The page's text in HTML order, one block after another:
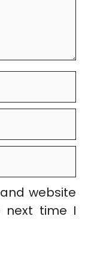
website
next time I